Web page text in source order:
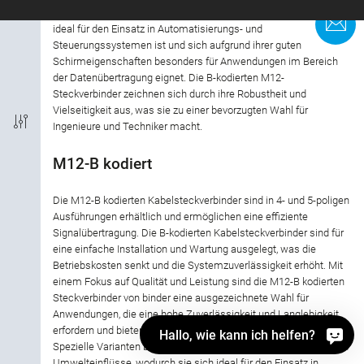
Anschlussart
Kodierung
EMV
Zulassung
Bemessungsstrom
Bemessungsspannung
Material Verriegelung
ideal für den Einsatz in Automatisierungs- und
Steuerungssystemen ist und sich aufgrund ihrer guten
Schirmeigenschaften besonders für Anwendungen im Bereich
der Datenübertragung eignet. Die B-kodierten M12-
Steckverbinder zeichnen sich durch ihre Robustheit und
Vielseitigkeit aus, was sie zu einer bevorzugten Wahl für
Ingenieure und Techniker macht.
M12-B kodiert
Die M12-B kodierten Kabelsteckverbinder sind in 4- und 5-poligen
Ausführungen erhältlich und ermöglichen eine effiziente
Signalübertragung. Die B-kodierten Kabelsteckverbinder sind für
eine einfache Installation und Wartung ausgelegt, was die
Betriebskosten senkt und die Systemzuverlässigkeit erhöht. Mit
einem Fokus auf Qualität und Leistung sind die M12-B kodierten
Steckverbinder von binder eine ausgezeichnete Wahl für
Anwendungen, die eine hohe Zuverlässigkeit und Langlebigkeit
erfordern und bieten hervorragende elektrische Eigenschaften.
Spezielle Varianten bieten zudem eine hohe Beständigkeit gegen
Hallo, wie kann ich helfen?